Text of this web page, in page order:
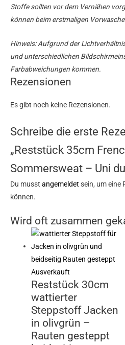
Stoffe sollten vor dem Vernähen
können beim erstmaligen
Hinweis: Aufgrund der
und unterschiedlichen
Farbabweichungen kommen.
Rezensionen
Es gibt noch keine Rezensionen.
Schreibe die erste
„Reststück 35cm
Sommersweat – Uni
Du musst angemeldet sein, um eine
können.
Wird oft zusammen
Ausverkauft
Reststück 30cm
wattierter
Steppstoff Jacken
in olivgrün –
Rauten gesteppt